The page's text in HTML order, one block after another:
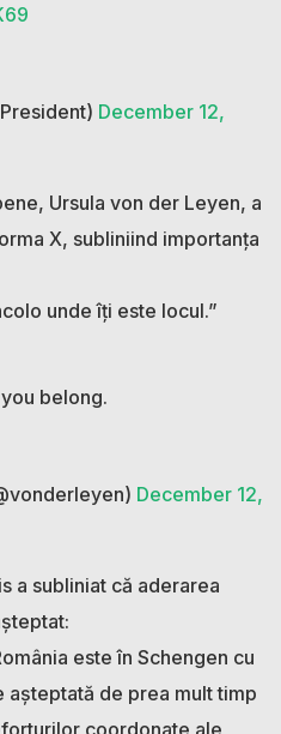
December 12,
Ursula von der Leyen, a
X, subliniind importanța
unde îți este locul.”
belong.
December 12,
a subliniat că aderarea
este în Schengen cu
de prea mult timp
coordonate ale